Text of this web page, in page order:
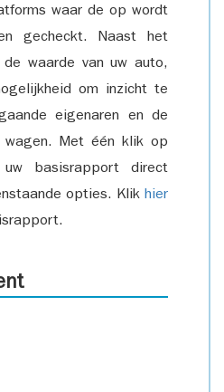
waar de op wordt
gecheckt. Naast het
de waarde van uw auto,
om inzicht te
eigenaren en de
wagen. Met één klik op
basisrapport direct
opties. Klik hier